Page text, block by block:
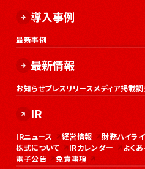
導入事例
最新事例
最新情報
お知らせプレスリリースメディア掲載調
IR
IRニュース 経営情報 財務ハイラ
株式について
IRカレンダー よく
電子公告
免責事項